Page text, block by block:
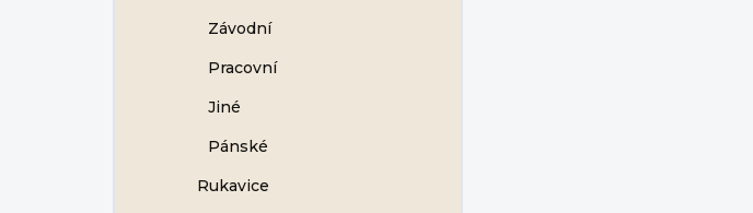
Závodní
Pracovní
Jiné
Pánské
Rukavice